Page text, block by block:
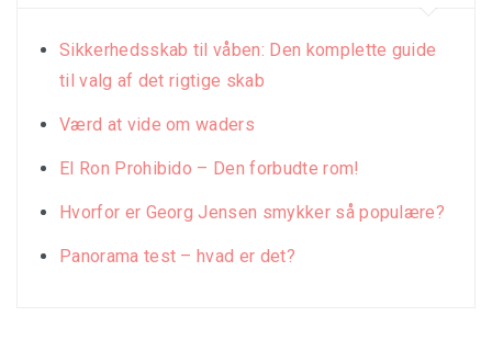
Sikkerhedsskab til våben: Den komplette guide
til valg af det rigtige skab
Værd at vide om waders
El Ron Prohibido – Den forbudte rom!
Hvorfor er Georg Jensen smykker så populære?
Panorama test – hvad er det?